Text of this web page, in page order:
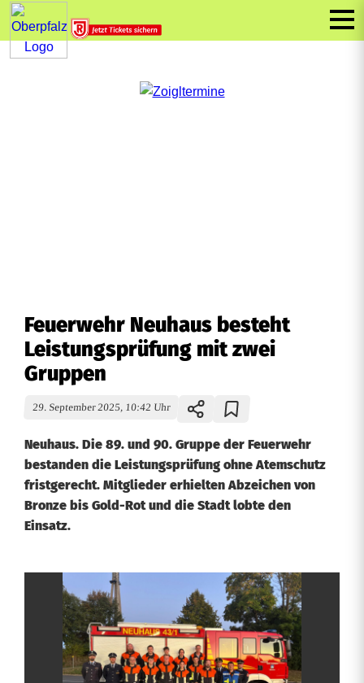
Feuerwehr Neuhaus besteht
Leistungsprüfung mit zwei
Gruppen
29. September 2025, 10:42 Uhr
Neuhaus. Die 89. und 90. Gruppe der Feuerwehr
bestanden die Leistungsprüfung ohne Atemschutz
fristgerecht. Mitglieder erhielten Abzeichen von
Bronze bis Gold-Rot und die Stadt lobte den
Einsatz.